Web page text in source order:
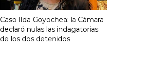
Caso Ilda Goyochea: la Cámara
declaró nulas las indagatorias
de los dos detenidos